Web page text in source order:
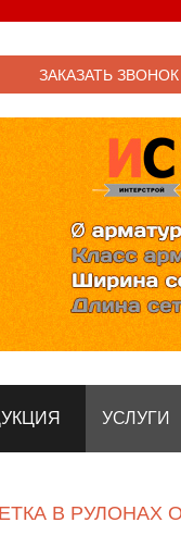
ЗАКАЗАТЬ ЗВОНОК
УСЛУГИ
В РУЛОНАХ